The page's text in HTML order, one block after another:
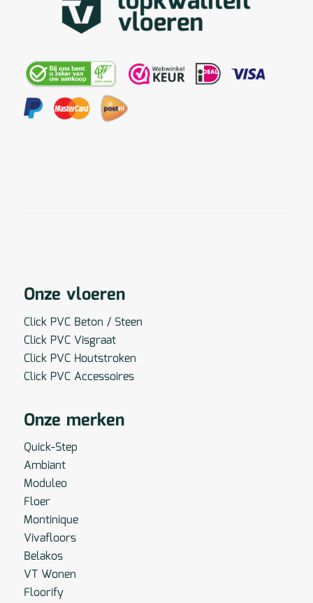
Onze vloeren
Click PVC Beton / Steen
Click PVC Visgraat
Click PVC Houtstroken
Click PVC Accessoires
Onze merken
Quick-Step
Ambiant
Moduleo
Floer
Montinique
Vivafloors
Belakos
VT Wonen
Floorify